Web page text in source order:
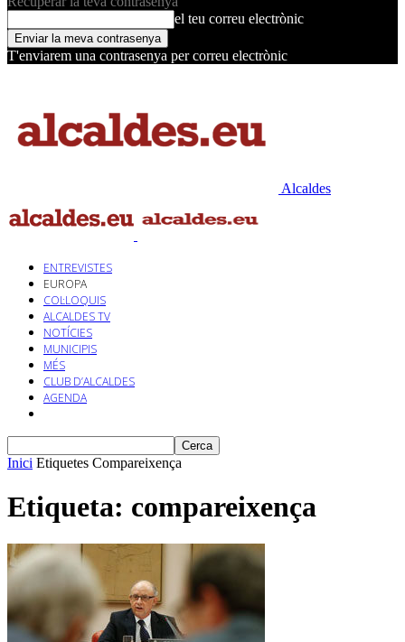
el teu correu electrònic
T'enviarem una contrasenya per correu electrònic
Alcaldes
ENTREVISTES
EUROPA
COL·LOQUIS
ALCALDES TV
NOTÍCIES
MUNICIPIS
MÉS
CLUB D’ALCALDES
AGENDA
Inici Etiquetes Compareixença
Etiqueta: compareixença